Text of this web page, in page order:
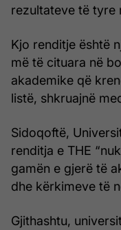
rezultateve të tyre
Kjo renditje është
më të cituara në
akademike që
listë, shkruajnë
Sidoqoftë,
renditja e THE
gamën e gjerë të
dhe kërkimeve të
Gjithashtu,